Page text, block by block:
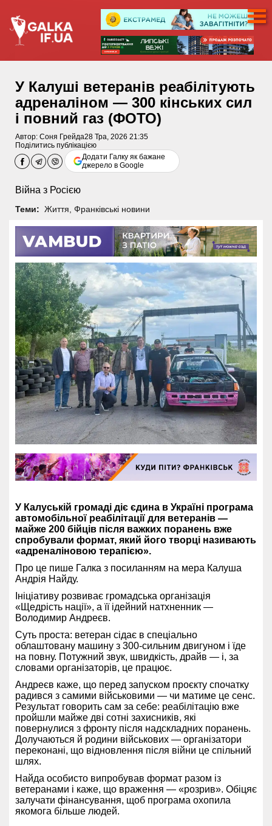
У Калуші ветеранів реабілітують
адреналіном — 300 кінських сил
і повний газ (ФОТО)
Автор: Соня Грейда28 Тра, 2026 21:35
Поділитись публікацією
Додати Галку як бажане
джерело в Google
Війна з Росією
Теми: Життя Франківські новини
У Калуській громаді діє єдина в Україні програма
автомобільної реабілітації для ветеранів —
майже 200 бійців після важких поранень вже
спробували формат, який його творці називають
«адреналіновою терапією».
Про це пише Галка з посиланням на мера Калуша
Андрія Найду.
Ініціативу розвиває громадська організація
«Щедрість нації», а її ідейний натхненник —
Володимир Андреєв.
Суть проста: ветеран сідає в спеціально
облаштовану машину з 300-сильним двигуном і їде
на повну. Потужний звук, швидкість, драйв — і, за
словами організаторів, це працює.
Андреєв каже, що перед запуском проєкту спочатку
радився з самими військовими — чи матиме це сенс.
Результат говорить сам за себе: реабілітацію вже
пройшли майже дві сотні захисників, які
повернулися з фронту після надскладних поранень.
Долучаються й родини військових — організатори
переконані, що відновлення після війни це спільний
шлях.
Найда особисто випробував формат разом із
ветеранами і каже, що враження — «розрив». Обіцяє
залучати фінансування, щоб програма охопила
якомога більше людей.